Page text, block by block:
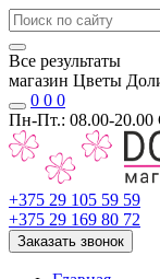
Все результаты
магазин Цветы
0 0 0
Пн-Пт.: 08.00-20.00
+375 29 105 59 59
+375 29 169 80 72
Заказать звонок